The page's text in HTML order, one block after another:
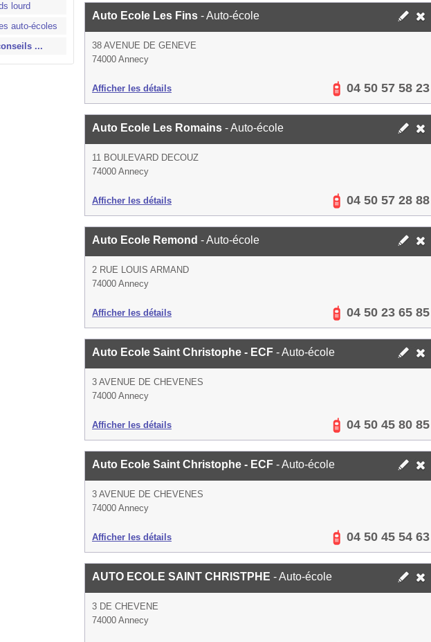
lourd
auto-écoles
...
Auto Ecole Les Fins - Auto-école
38 AVENUE DE GENEVE
74000 Annecy
Afficher les détails 04 50 57 58 23
Auto Ecole Les Romains - Auto-école
11 BOULEVARD DECOUZ
74000 Annecy
Afficher les détails 04 50 57 28 88
Auto Ecole Remond - Auto-école
2 RUE LOUIS ARMAND
74000 Annecy
Afficher les détails 04 50 23 65 85
Auto Ecole Saint Christophe - ECF - Auto-école
3 AVENUE DE CHEVENES
74000 Annecy
Afficher les détails 04 50 45 80 85
Auto Ecole Saint Christophe - ECF - Auto-école
3 AVENUE DE CHEVENES
74000 Annecy
Afficher les détails 04 50 45 54 63
AUTO ECOLE SAINT CHRISTPHE - Auto-école
3 DE CHEVENE
74000 Annecy